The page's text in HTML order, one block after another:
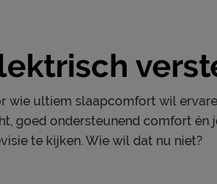
Elektrisch verstelbaar
Owen
wie ultiem slaapcomfort wil
goed ondersteunend comfort én
te kijken. Wie wil dat nu niet?